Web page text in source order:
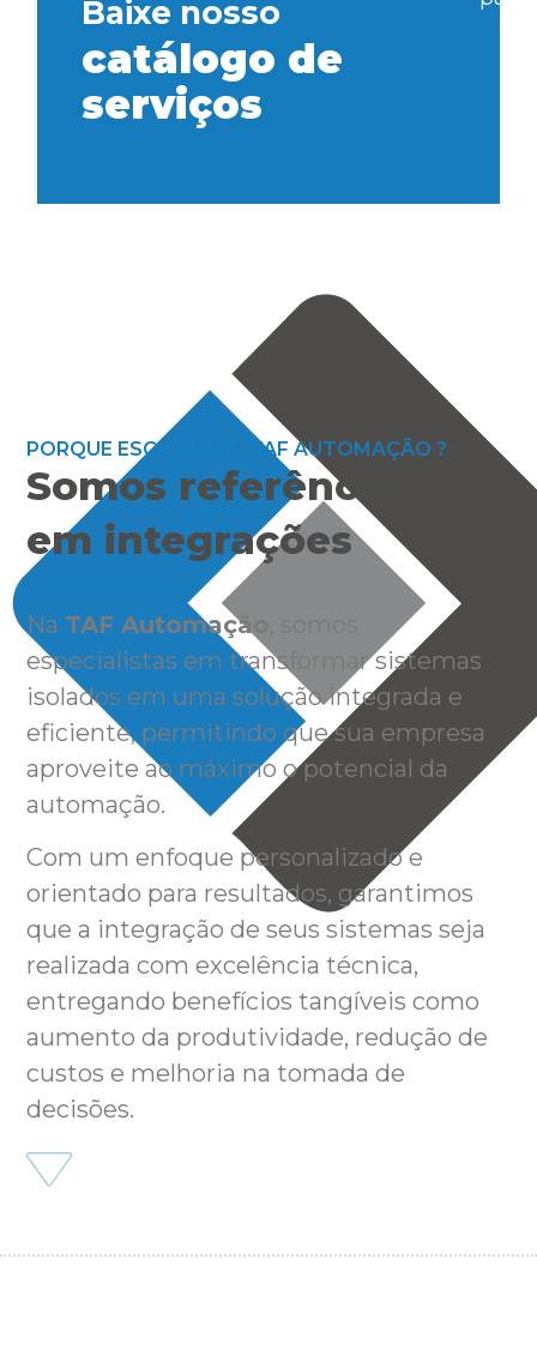
Baixe nosso
catálogo de
serviços
PORQUE ESCOLHER A TAF AUTOMAÇÃO ?
Somos referência
em integrações
Na TAF Automação
especialistas em transformar sistemas
isolados em uma solução integrada e
eficiente, permitindo que sua empresa
aproveite ao máximo o potencial da
automação.
Com um enfoque personalizado e
orientado para resultados, garantimos
que a integração de seus sistemas seja
realizada com excelência técnica,
entregando benefícios tangíveis como
aumento da produtividade, redução de
custos e melhoria na tomada de
decisões.